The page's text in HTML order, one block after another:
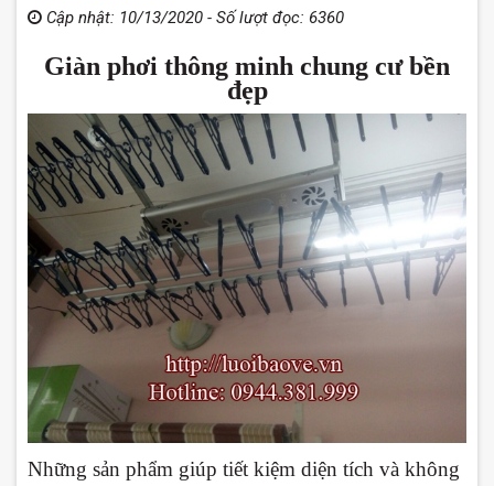
Cập nhật: 10/13/2020 - Số lượt đọc: 6360
Giàn phơi thông minh chung cư bền
đẹp
Những sản phẩm giúp tiết kiệm diện tích và không